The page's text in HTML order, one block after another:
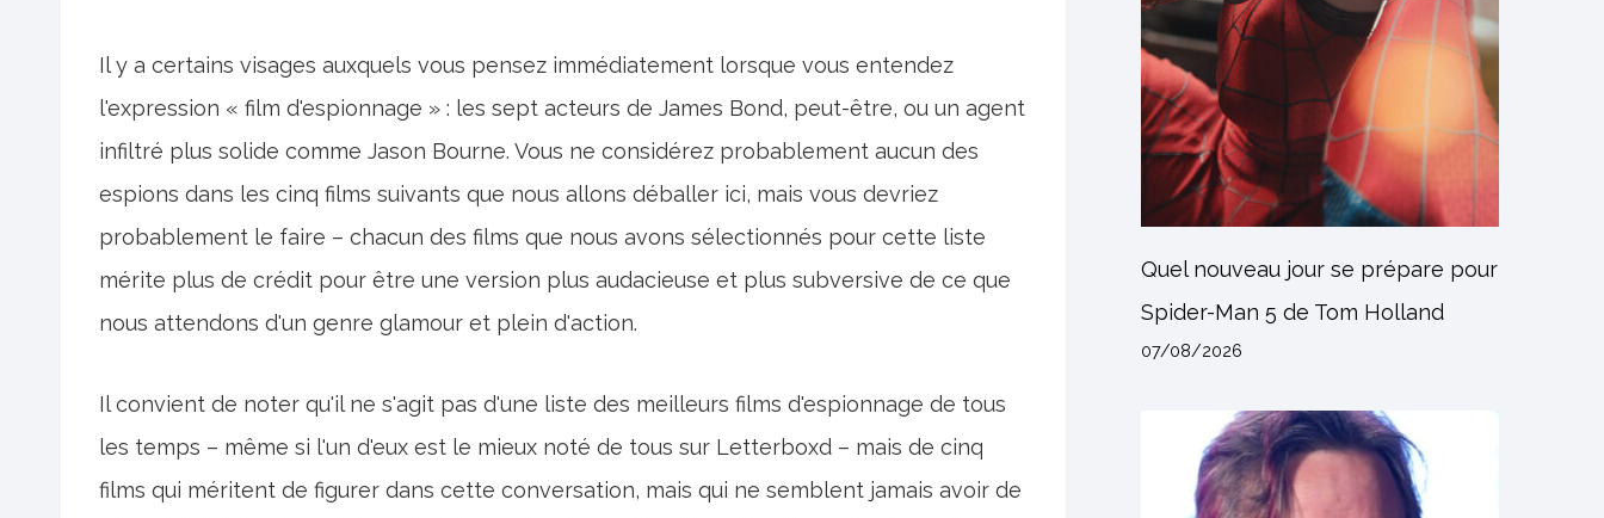
Il y a certains visages auxquels vous pensez immédiatement lorsque vous entendez
l'expression « film d'espionnage » : les sept acteurs de James Bond, peut-être, ou un agent
infiltré plus solide comme Jason Bourne. Vous ne considérez probablement aucun des
espions dans les cinq films suivants que nous allons déballer ici, mais vous devriez
probablement le faire – chacun des films que nous avons sélectionnés pour cette liste
mérite plus de crédit pour être une version plus audacieuse et plus subversive de ce que
nous attendons d'un genre glamour et plein d'action.
Il convient de noter qu'il ne s'agit pas d'une liste des meilleurs films d'espionnage de tous
les temps – même si l'un d'eux est le mieux noté de tous sur Letterboxd – mais de cinq
films qui méritent de figurer dans cette conversation, mais qui ne semblent jamais avoir de
Quel nouveau jour se prépare pour
Spider-Man 5 de Tom Holland
07/08/2026